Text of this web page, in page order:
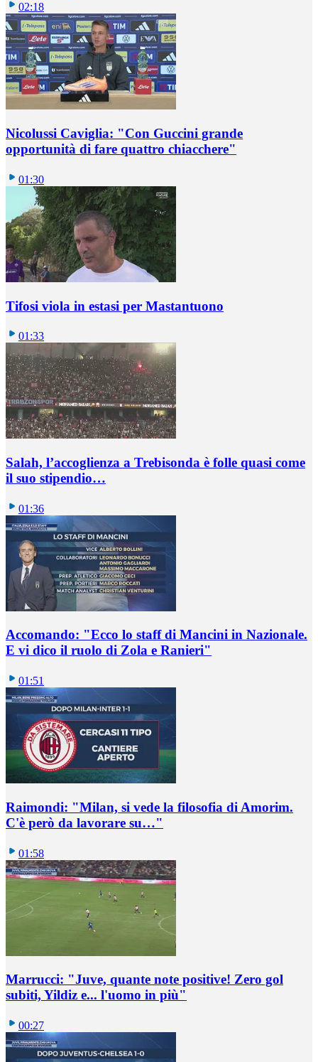
02:18
Nicolussi Caviglia: "Con Guccini grande
opportunità di fare quattro chiacchere"
01:30
Tifosi viola in estasi per Mastantuono
01:33
Salah, l’accoglienza a Trebisonda è folle quasi come
il suo stipendio…
01:36
Accomando: "Ecco lo staff di Mancini in Nazionale.
E vi dico il ruolo di Zola e Ranieri"
01:51
Raimondi: "Milan, si vede la filosofia di Amorim.
C'è però da lavorare su…"
01:58
Marrucci: "Juve, quante note positive! Zero gol
subiti, Yildiz e... l'uomo in più"
00:27